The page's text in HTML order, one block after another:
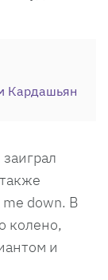
Кардашьян
down. В
колено,
и